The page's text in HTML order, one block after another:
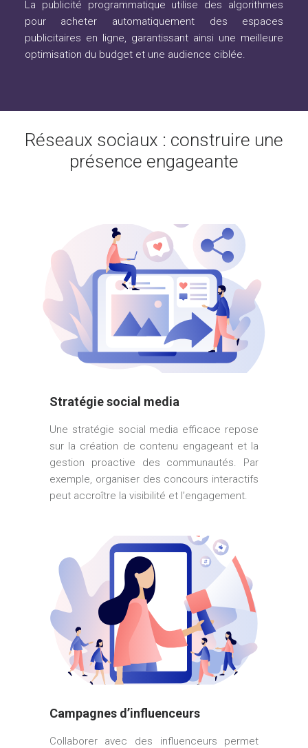
La publicité programmatique utilise des algorithmes
pour acheter automatiquement des espaces
publicitaires en ligne, garantissant ainsi une meilleure
optimisation du budget et une audience ciblée.
Réseaux sociaux : construire une
présence engageante
Stratégie social media
Une stratégie social media efficace repose
sur la création de contenu engageant et la
gestion proactive des communautés. Par
exemple, organiser des concours interactifs
peut accroître la visibilité et l’engagement.
Campagnes d’influenceurs
Collaborer avec des influenceurs permet